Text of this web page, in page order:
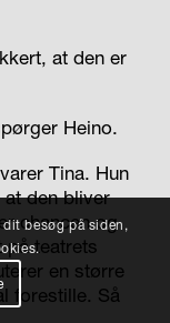
at den er
Heino.
Tina. Hun
at den bliver
chancen og
teatrets
en større
forestille. Så
besøg på siden,